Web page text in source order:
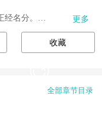
经名分。
府富贵，即便受尽旁...
更多
收藏
全部章节目录